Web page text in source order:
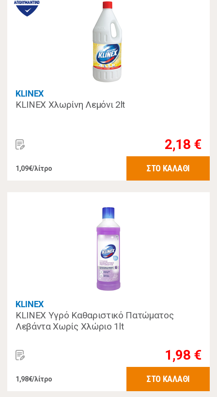
KLINEX
KLINEX Χλωρίνη Λεμόνι 2lt
2,18 €
1,09€/λίτρο ΣΤΟ ΚΑΛΑΘΙ
KLINEX
KLINEX Υγρό Καθαριστικό Πατώματος
Λεβάντα Χωρίς Χλώριο 1lt
1,98 €
1,98€/λίτρο ΣΤΟ ΚΑΛΑΘΙ